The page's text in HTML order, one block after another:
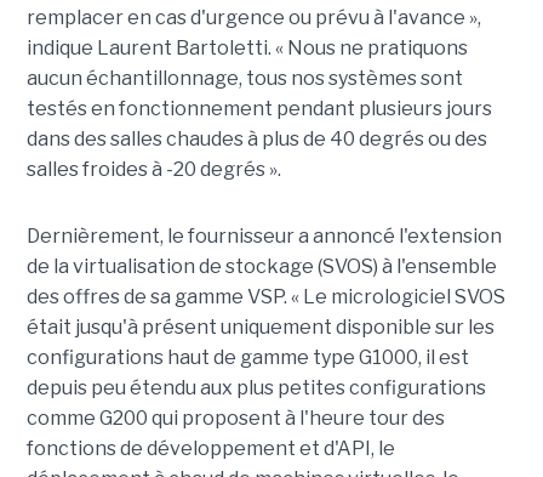
remplacer en cas d'urgence ou prévu à l'avance »,
indique Laurent Bartoletti. « Nous ne pratiquons
aucun échantillonnage, tous nos systèmes sont
testés en fonctionnement pendant plusieurs jours
dans des salles chaudes à plus de 40 degrés ou des
salles froides à -20 degrés ».
Dernièrement, le fournisseur a annoncé l'extension
de la virtualisation de stockage (SVOS) à l'ensemble
des offres de sa gamme VSP. « Le micrologiciel SVOS
était jusqu'à présent uniquement disponible sur les
configurations haut de gamme type G1000, il est
depuis peu étendu aux plus petites configurations
comme G200 qui proposent à l'heure tour des
fonctions de développement et d'API, le